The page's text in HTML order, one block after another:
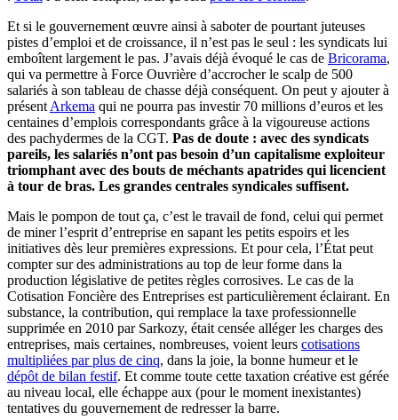
Et si le gouvernement œuvre ainsi à saboter de pourtant juteuses
pistes d’emploi et de croissance, il n’est pas le seul : les syndicats lui
emboîtent largement le pas. J’avais déjà évoqué le cas de Bricorama,
qui va permettre à Force Ouvrière d’accrocher le scalp de 500
salariés à son tableau de chasse déjà conséquent. On peut y ajouter à
présent Arkema qui ne pourra pas investir 70 millions d’euros et les
centaines d’emplois correspondants grâce à la vigoureuse actions
des pachydermes de la CGT. Pas de doute : avec des syndicats
pareils, les salariés n’ont pas besoin d’un capitalisme exploiteur
triomphant avec des bouts de méchants apatrides qui licencient
à tour de bras. Les grandes centrales syndicales suffisent.
Mais le pompon de tout ça, c’est le travail de fond, celui qui permet
de miner l’esprit d’entreprise en sapant les petits espoirs et les
initiatives dès leur premières expressions. Et pour cela, l’État peut
compter sur des administrations au top de leur forme dans la
production législative de petites règles corrosives. Le cas de la
Cotisation Foncière des Entreprises est particulièrement éclairant. En
substance, la contribution, qui remplace la taxe professionnelle
supprimée en 2010 par Sarkozy, était censée alléger les charges des
entreprises, mais certaines, nombreuses, voient leurs cotisations
multipliées par plus de cinq, dans la joie, la bonne humeur et le
dépôt de bilan festif. Et comme toute cette taxation créative est gérée
au niveau local, elle échappe aux (pour le moment inexistantes)
tentatives du gouvernement de redresser la barre.